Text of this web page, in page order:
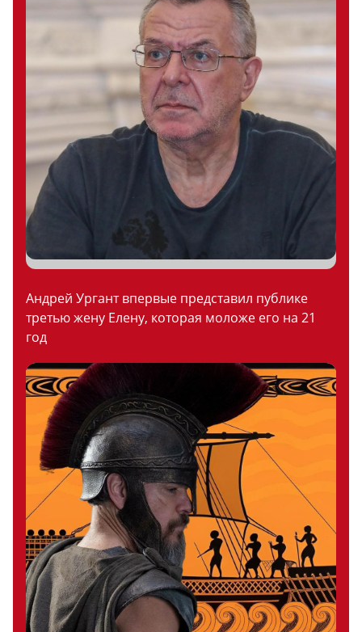
Андрей Ургант впервые представил публике
третью жену Елену, которая моложе его на 21
год